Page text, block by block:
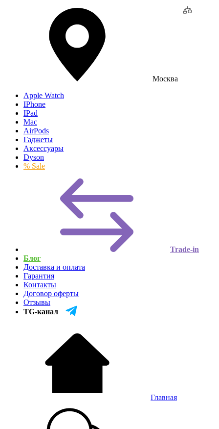
Москва
Apple Watch
IPhone
IPad
Mac
AirPods
Гаджеты
Аксессуары
Dyson
% Sale
Trade-in
Блог
Доставка и оплата
Гарантия
Контакты
Договор оферты
Отзывы
TG-канал
Главная